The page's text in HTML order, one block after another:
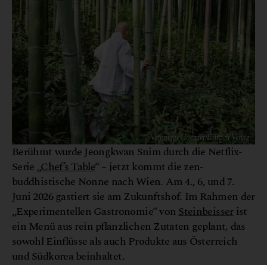
© Veronique Hoegger/Echtzeit Verlag
Berühmt wurde Jeongkwan Snim durch die Netflix-
Serie „Chef’s Table“ – jetzt kommt die zen-
buddhistische Nonne nach Wien. Am 4., 6, und 7.
Juni 2026 gastiert sie am Zukunftshof. Im Rahmen der
„Experimentellen Gastronomie“ vonSteinbeisserist
ein Menü aus rein pflanzlichen Zutaten geplant, das
sowohl Einflüsse als auch Produkte aus Österreich
und Südkorea beinhaltet.